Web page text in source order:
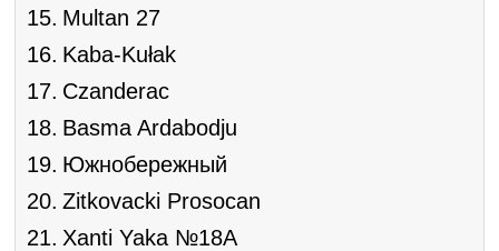
Multan 27
Kaba-Kułak
Czanderac
Basma Ardabodju
Южнобережный
Zitkovacki Prosocan
Xanti Yaka №18A